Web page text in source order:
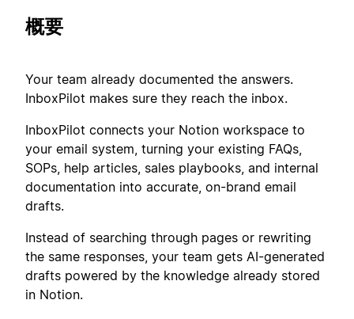
概要
Your team already documented the answers.
InboxPilot makes sure they reach the inbox.
InboxPilot connects your Notion workspace to
your email system, turning your existing FAQs,
SOPs, help articles, sales playbooks, and internal
documentation into accurate, on-brand email
drafts.
Instead of searching through pages or rewriting
the same responses, your team gets AI-generated
drafts powered by the knowledge already stored
in Notion.